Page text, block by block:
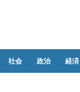
社会 政治 経済